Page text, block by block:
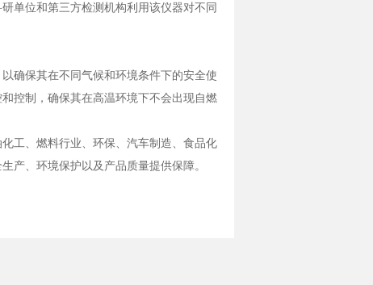
单位和第三方检测机构利用该仪器对不同
确保其在不同气候和环境条件下的安全使
控制，确保其在高温环境下不会出现自燃
工、燃料行业、环保、汽车制造、食品化
产、环境保护以及产品质量提供保障。